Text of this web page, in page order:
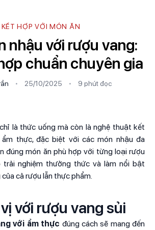
KẾT HỢP VỚI MÓN ĂN
nhậu với rượu vang:
chuẩn chuyên gia
• 25/10/2025 • 9 phútđọc
là thức uống mà còn là nghệ thuật kết
thực, đặc biệt với các món nhậu đa
đúng món ăn phù hợp với từng loại rượu
trải nghiệm thưởng thức và làm nổi bật
cả rượu lẫn thực phẩm.
với rượu vang sủi
với ẩm thực đúng cách sẽ mang đến